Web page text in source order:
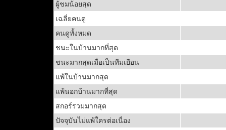
ผู้ชมน้อยสุด
เฉลี่ยคนดู
คนดูทั้งหมด
ชนะในบ้านมากที่สุด
ชนะมากสุดเมื่อเป็นทีมเยือน
แพ้ในบ้านมากสุด
แพ้นอกบ้านมากที่สุด
สกอร์รวมมากสุด
ปัจจุบันไม่แพ้ใครต่อเนื่อง